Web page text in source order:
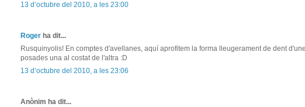
13 d’octubre del 2010, a les 23:00
Roger ha dit...
Rusquinyolis! En comptes d'avellanes, aquí aprofitem la forma lleugerament de dent
posades una al costat de l'altra :D
13 d’octubre del 2010, a les 23:06
Anònim ha dit...